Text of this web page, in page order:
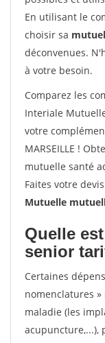
En utilisant le
choisir sa
déconvenues.
à votre besoin.
Comparez les
Interiale
votre
MARSEILLE !
mutuelle santé
Faites votre
Mutuelle
Quelle
senior
Certaines
nomenclatures
maladie (les
acupuncture,...),